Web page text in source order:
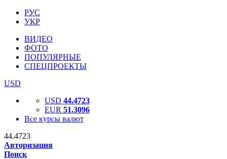
РУС
УКР
ВИДЕО
ФОТО
ПОПУЛЯРНЫЕ
СПЕЦПРОЕКТЫ
USD
USD 44.4723
EUR 51.3096
Все курсы валют
44.4723
Авторизация
Поиск